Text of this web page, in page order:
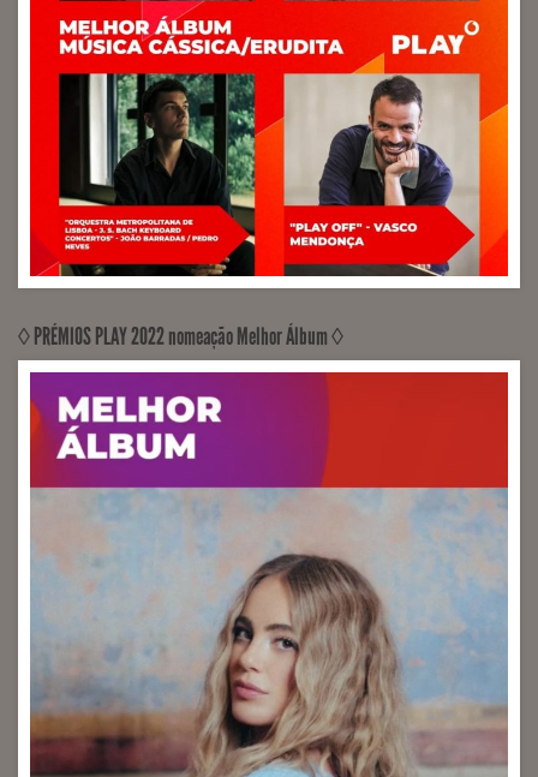
RECORDED, MIXED, MASTERED Artway Culture
(Engineer Sérgio Milhano)
◊ PRÉMIOS PLAY 2022 nomeação Melhor Álbum ◊